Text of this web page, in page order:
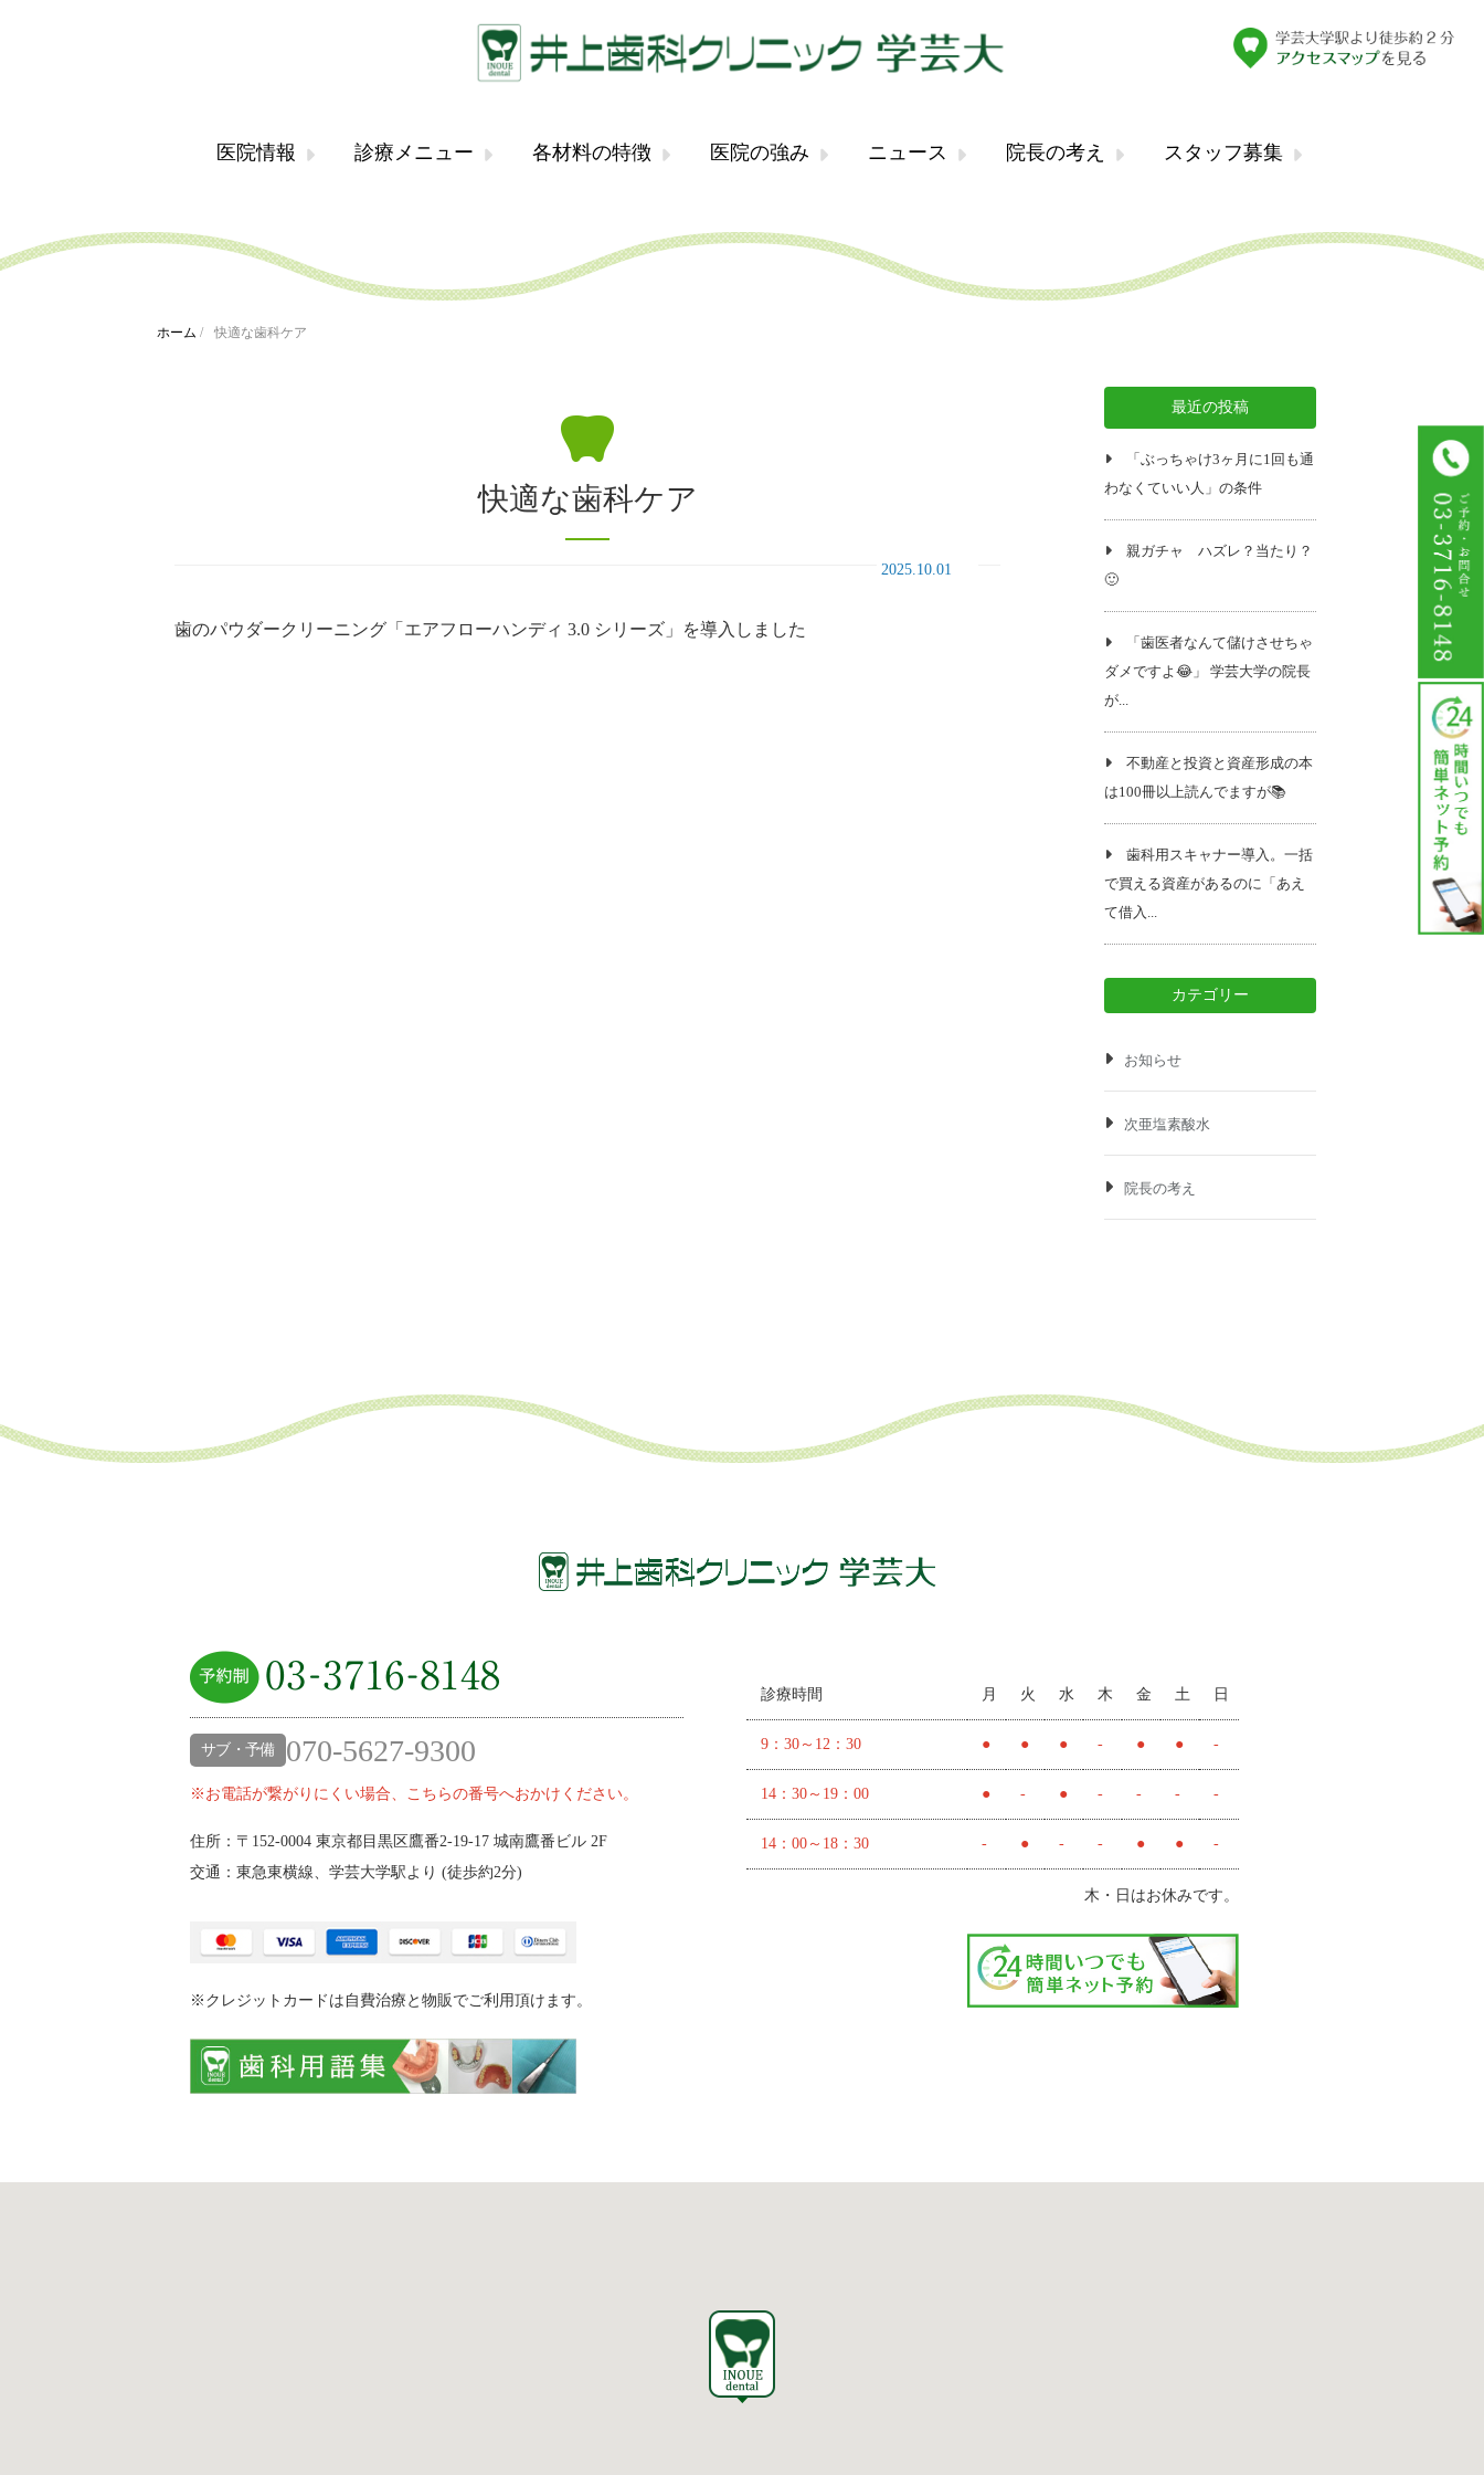
医院情報 診療メニュー 各材料の特徴 医院の強み ニュース 院長の考え スタッフ募集
ホーム / 快適な歯科ケア
快適な歯科ケア
2025.10.01
歯のパウダークリーニング「エアフローハンディ 3.0 シリーズ」を導入しました
最近の投稿
「ぶっちゃけ3ヶ月に1回も通
わなくていい人」の条件
親ガチャ ハズレ？当たり？
🙂
「歯医者なんて儲けさせちゃ
ダメですよ😂」 学芸大学の院長
が...
不動産と投資と資産形成の本
は100冊以上読んでますが📚️
歯科用スキャナー導入。一括
で買える資産があるのに「あえ
て借入...
カテゴリー
お知らせ
次亜塩素酸水
院長の考え
サブ・予備 070-5627-9300
※お電話が繋がりにくい場合、こちらの番号へおかけください。
住所：〒152-0004 東京都目黒区鷹番2‐19‐17 城南鷹番ビル 2F
交通：東急東横線、学芸大学駅より (徒歩約2分)
※クレジットカードは自費治療と物販でご利用頂けます。
診療時間 月 火 水 木 金 土 日
9：30～12：30 ● ● ● - ● ● -
14：30～19：00 ● - ● - - - -
14：00～18：30 - ● - - ● ● -
木・日はお休みです。